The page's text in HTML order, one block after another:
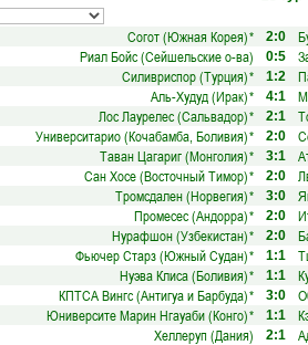
Согот (Южная Корея)* 2:0
Риал Бойс (Сейшельские о-ва)
0:5
Силивриспор (Турция)* 1:2
Аль-Худуд (Ирак)* 4:1
Лос Лаурелес (Сальвадор)* 2:1
Университарио (Кочабамба, Боливия)* 2:0
Таван Цагариг (Монголия)* 3:1
Сан Хосе (Восточный Тимор)* 2:0
Тромсдален (Норвегия)* 3:0
Промесес (Андорра)* 2:0
Нурафшон (Узбекистан)* 2:0
Фьючер Старз (Южный Судан)* 1:1
Нуэва Клиса (Боливия)* 1:1
КПТСА Вингс (Антигуа и Барбуда)* 3:0
Юниверсите Марин Нгауаби (Конго)* 1:1
Хеллеруп (Дания)
2:1